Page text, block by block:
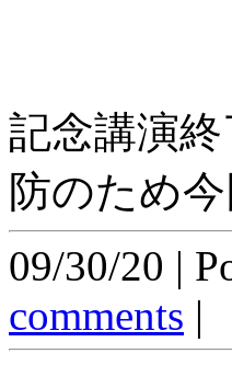
記念講演
防のため
09/30/20 |
comments |